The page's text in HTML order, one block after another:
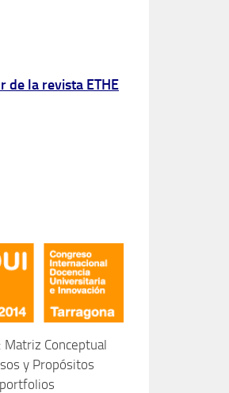
la revista ETHE
Matriz Conceptual
y Propósitos